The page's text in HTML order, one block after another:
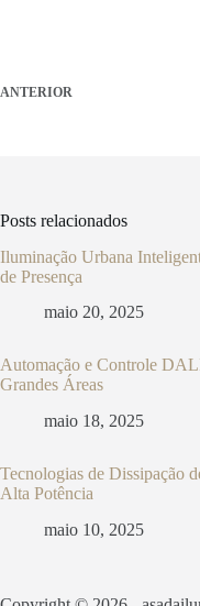
ANTERIOR
Posts relacionados
Iluminação Urbana
de Presença
maio 20, 2025
Automação e Controle
Grandes Áreas
maio 18, 2025
Tecnologias de Dissipação
Alta Potência
maio 10, 2025